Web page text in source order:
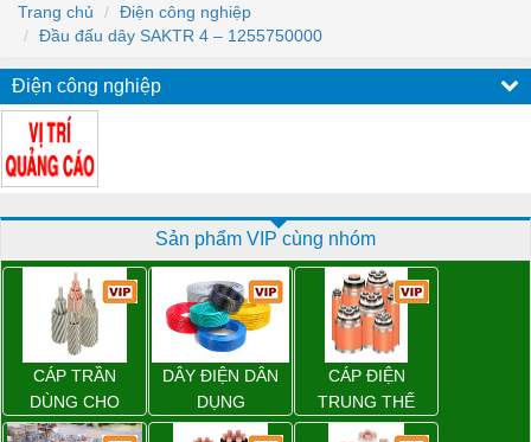
Trang chủ
Điện công nghiệp
Đầu đấu dây SAKTR 4 – 1255750000
Điện công nghiệp
Sản phẩm VIP cùng nhóm
CÁP TRẦN
DÙNG CHO
ĐƯỜNG DÂY
DÂY ĐIỆN DÂN
DỤNG
CÁP ĐIỆN
TRUNG THẾ